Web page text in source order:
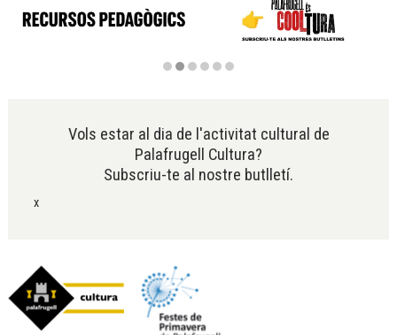
Vols estar al dia de l'activitat cultural de
Palafrugell Cultura?
Subscriu-te al nostre butlletí.
x